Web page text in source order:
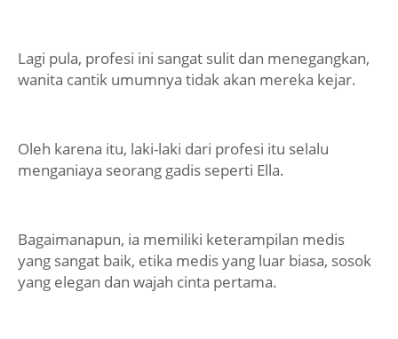
Lagi pula, profesi ini sangat sulit dan menegangkan,
wanita cantik umumnya tidak akan mereka kejar.
Oleh karena itu, laki-laki dari profesi itu selalu
menganiaya seorang gadis seperti Ella.
Bagaimanapun, ia memiliki keterampilan medis
yang sangat baik, etika medis yang luar biasa, sosok
yang elegan dan wajah cinta pertama.